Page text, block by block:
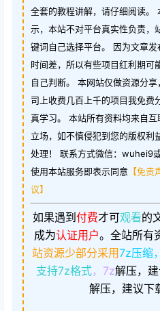
全套的教程讲解，请仔细阅读。
示，本站不对平台真实性负责，
键词自己选择平台。 因为文章
时间差，所以有些项目红利期可
自己判断。 本网站仅做资源分
司上收费几百上千的项目我免费
真学习。 本站所有资料均来自
立场，如不慎侵犯到您的版权利
处理！ 联系方式微信：wuhei9
使用本站服务即表示同意 【免责
议】
如果遇到 付费才可观看的
成为认证用户。 全站所有
站资源少部分采用7z压缩，
支持7z格式，7z解压，
解压，建议下